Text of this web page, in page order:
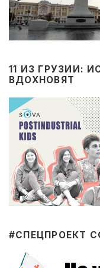
11 ИЗ ГРУЗИИ:
ВДОХНОВЯТ
#CПЕЦПРОЕКТ